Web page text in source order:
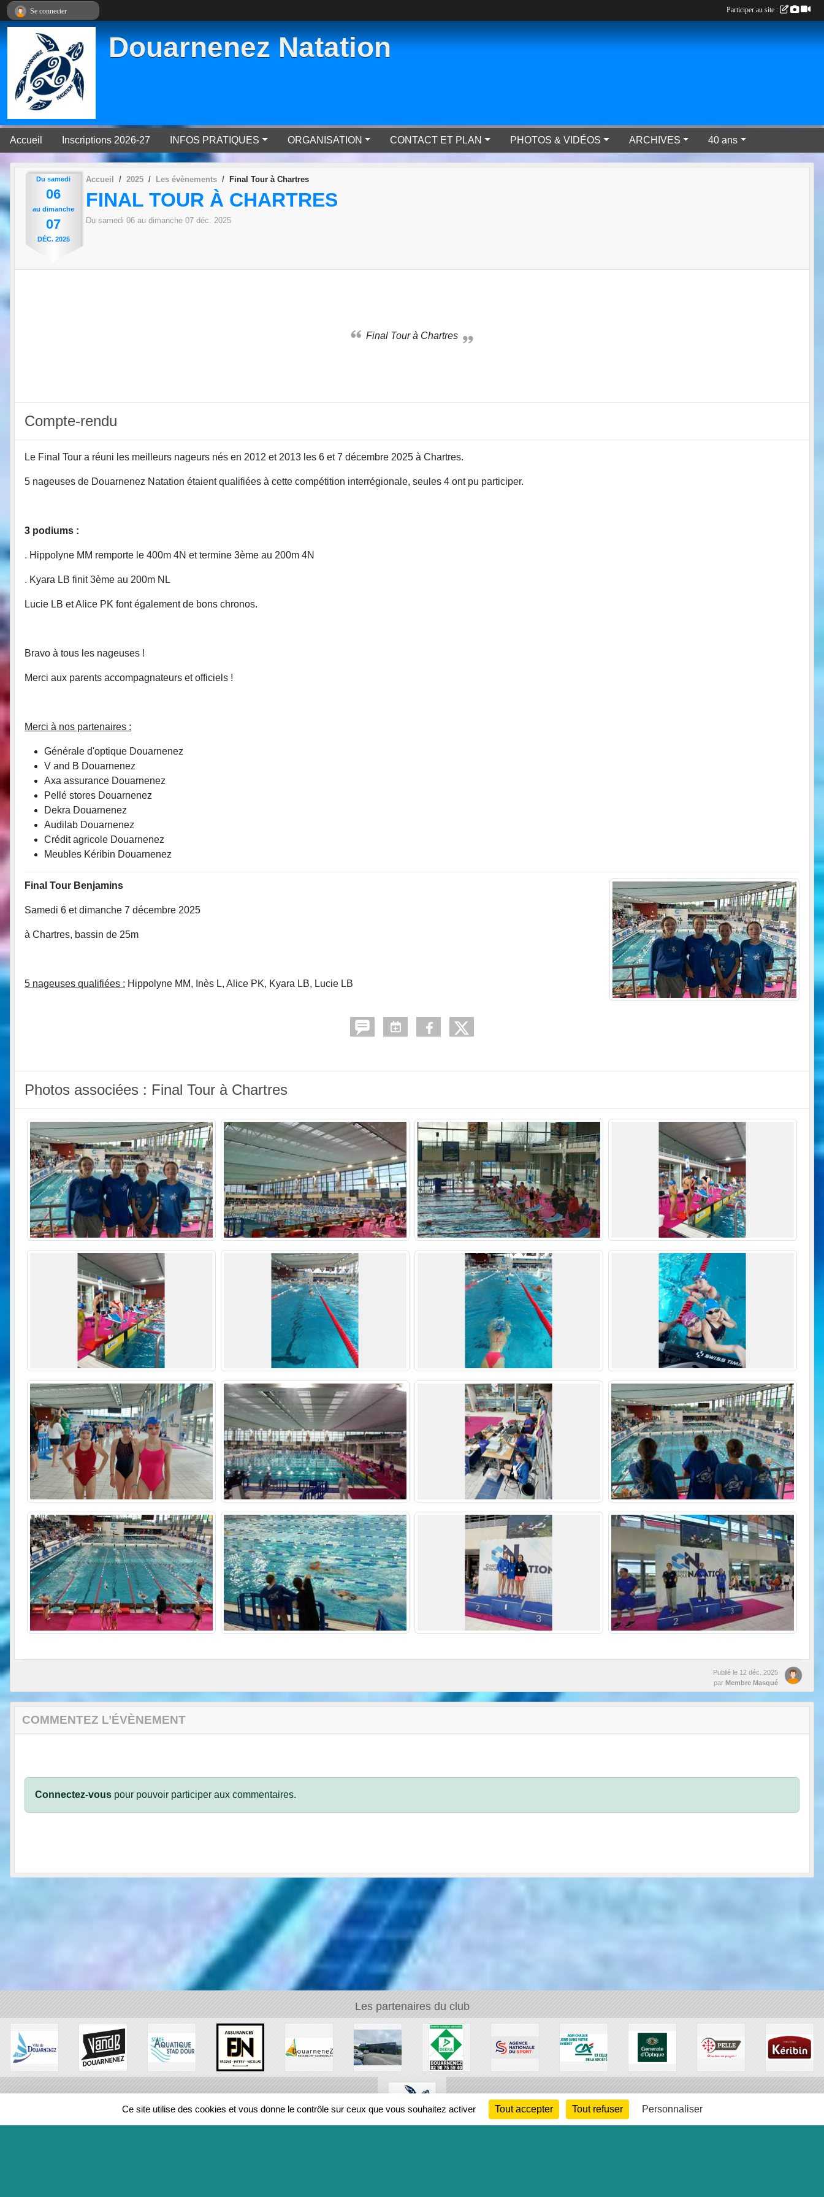
Douarnenez Natation
Accueil Inscriptions 2026-27 INFOS PRATIQUES ORGANISATION CONTACT ET PLAN PHOTOS & VIDÉOS ARCHIVES 40 ans
Du samedi
06
au dimanche
07
DÉC. 2025
Accueil 2025 Les évènements Final Tour à Chartres
FINAL TOUR À CHARTRES
Du samedi 06 au dimanche 07 déc. 2025
Final Tour à Chartres
Compte-rendu
Le Final Tour a réuni les meilleurs nageurs nés en 2012 et 2013 les 6 et 7 décembre 2025 à Chartres.
5 nageuses de Douarnenez Natation étaient qualifiées à cette compétition interrégionale, seules 4 ont pu participer.
3 podiums :
. Hippolyne MM remporte le 400m 4N et termine 3ème au 200m 4N
. Kyara LB finit 3ème au 200m NL
Lucie LB et Alice PK font également de bons chronos.
Bravo à tous les nageuses !
Merci aux parents accompagnateurs et officiels !
Merci à nos partenaires :
Générale d'optique Douarnenez
V and B Douarnenez
Axa assurance Douarnenez
Pellé stores Douarnenez
Dekra Douarnenez
Audilab Douarnenez
Crédit agricole Douarnenez
Meubles Kéribin Douarnenez
Final Tour Benjamins
Samedi 6 et dimanche 7 décembre 2025
à Chartres, bassin de 25m
5 nageuses qualifiées : Hippolyne MM, Inès L, Alice PK, Kyara LB, Lucie LB
Photos associées : Final Tour à Chartres
Publié le 12 déc. 2025
par Membre Masqué
COMMENTEZ L’ÉVÈNEMENT
Connectez-vous pour pouvoir participer aux commentaires.
Les partenaires du club
Se connecter Participer au site :
Panneau de gestion des cookies
Ce site utilise des cookies et vous donne le contrôle sur ceux que vous souhaitez activer Tout accepter Tout refuser Personnaliser